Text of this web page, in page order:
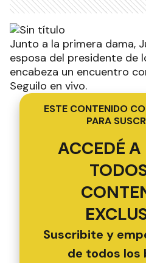
Junto a la primera dama,
esposa del presidente de
encabeza un encuentro
Seguilo en vivo.
ESTE CONTENIDO
PARA
ACCEDÉ A
Suscribite y
de todos los